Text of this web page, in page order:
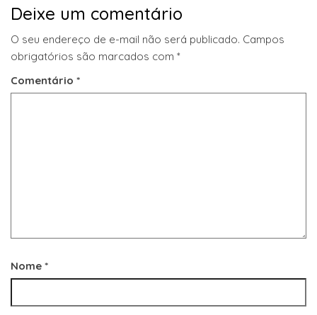
Deixe um comentário
O seu endereço de e-mail não será publicado. Campos
obrigatórios são marcados com *
Comentário *
Nome *